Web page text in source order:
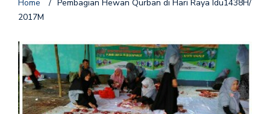
Home / Pembagian Hewan Qurban di Hari Raya Idu1438H/
2017M